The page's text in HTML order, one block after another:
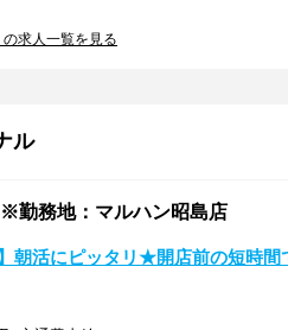
求人一覧を見る
ル
勤務地：マルハン昭島店
】朝活にピッタリ★開店前の短時